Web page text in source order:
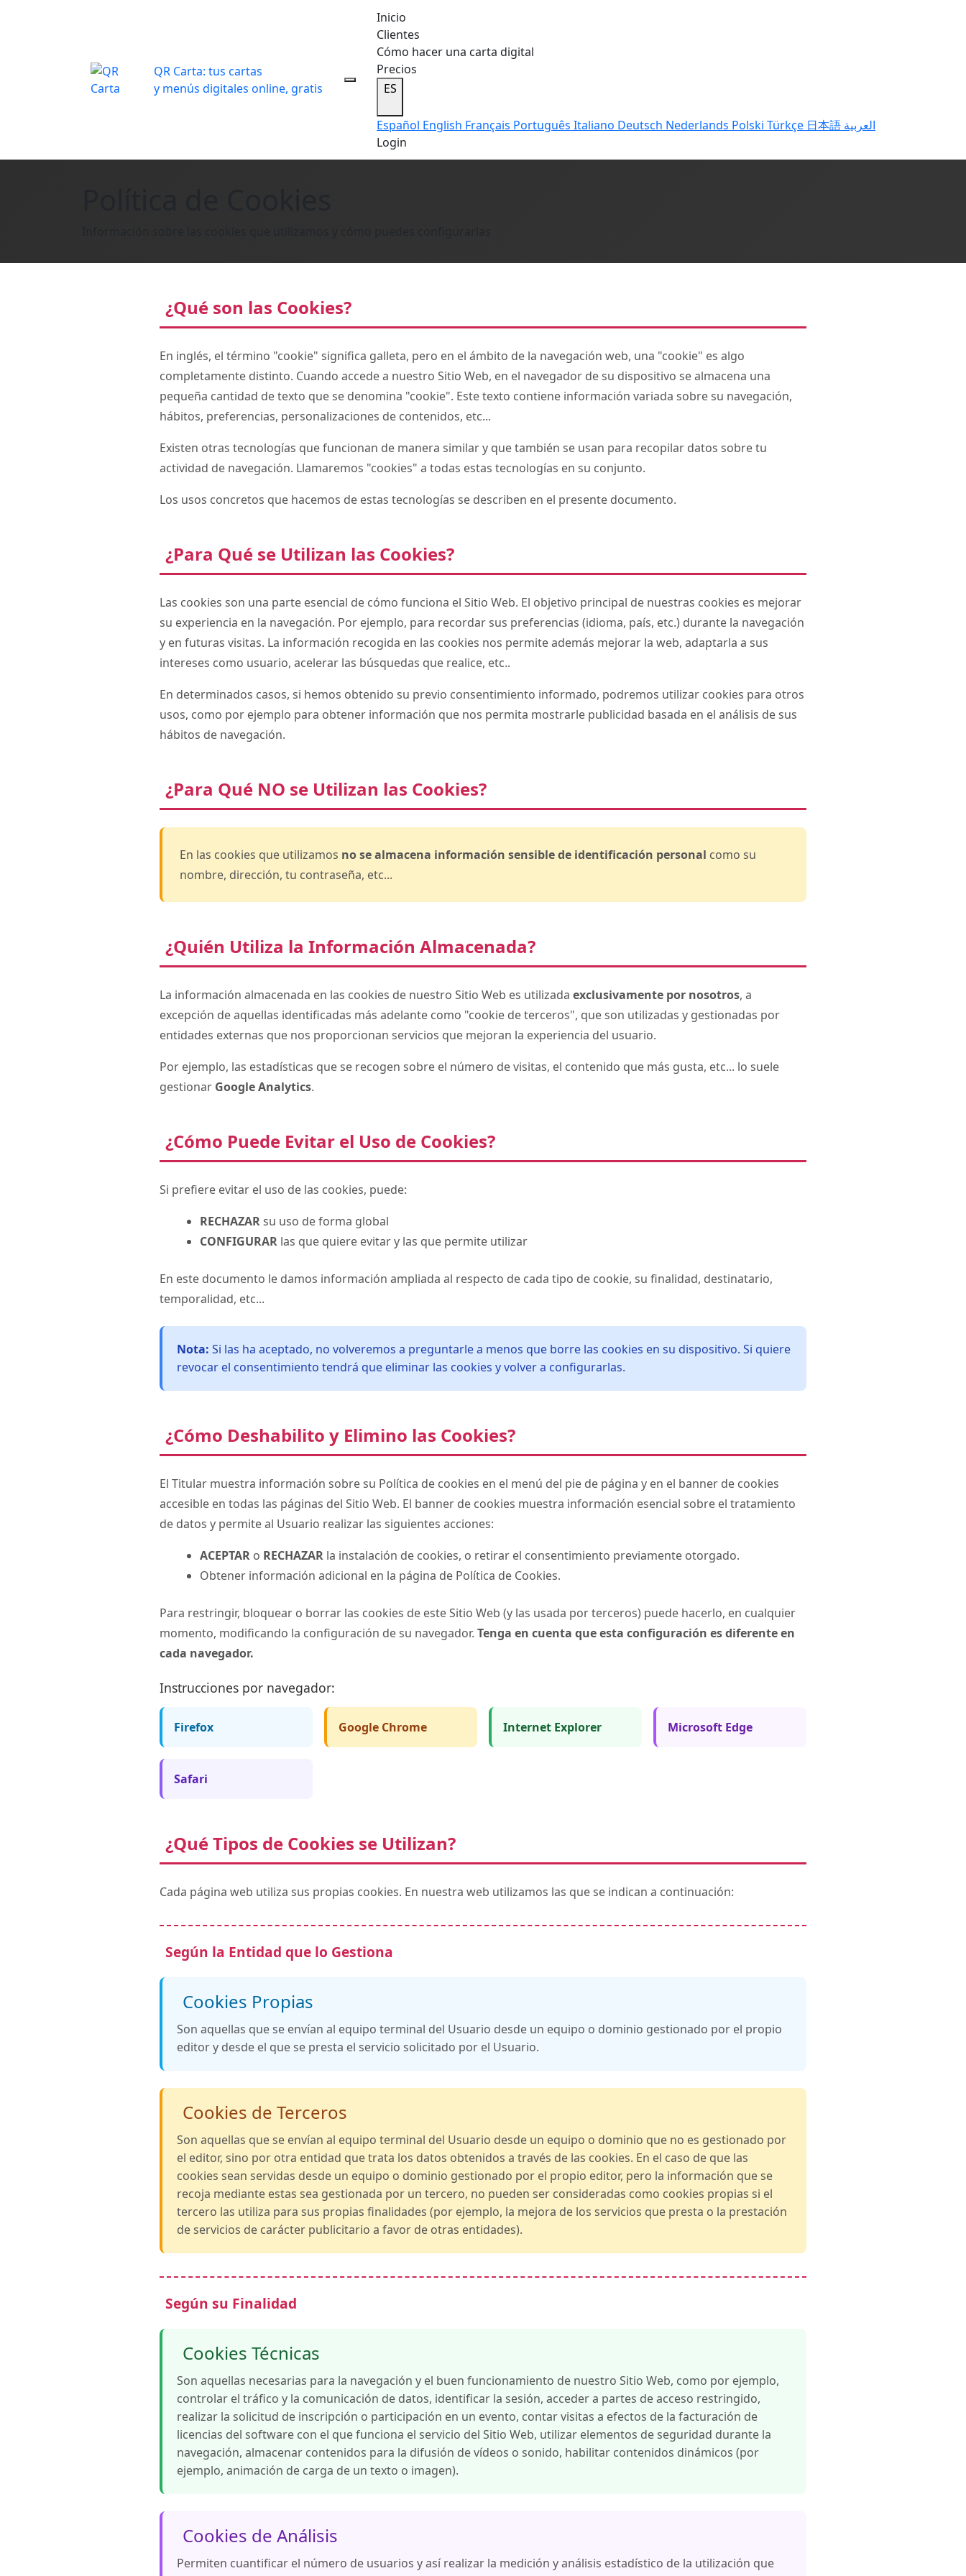
QR Carta: tus cartas
y menús digitales online, gratis
Inicio
Clientes
Cómo hacer una carta digital
Precios
ES
Español English Français Português Italiano Deutsch Nederlands Polski Türkçe 日本語 العربية
Login
¿Qué son las Cookies?
En inglés, el término "cookie" significa galleta, pero en el ámbito de la navegación web, una "cookie" es algo
completamente distinto. Cuando accede a nuestro Sitio Web, en el navegador de su dispositivo se almacena una
pequeña cantidad de texto que se denomina "cookie". Este texto contiene información variada sobre su navegación,
hábitos, preferencias, personalizaciones de contenidos, etc...
Existen otras tecnologías que funcionan de manera similar y que también se usan para recopilar datos sobre tu
actividad de navegación. Llamaremos "cookies" a todas estas tecnologías en su conjunto.
Los usos concretos que hacemos de estas tecnologías se describen en el presente documento.
¿Para Qué se Utilizan las Cookies?
Las cookies son una parte esencial de cómo funciona el Sitio Web. El objetivo principal de nuestras cookies es mejorar
su experiencia en la navegación. Por ejemplo, para recordar sus preferencias (idioma, país, etc.) durante la navegación
y en futuras visitas. La información recogida en las cookies nos permite además mejorar la web, adaptarla a sus
intereses como usuario, acelerar las búsquedas que realice, etc..
En determinados casos, si hemos obtenido su previo consentimiento informado, podremos utilizar cookies para otros
usos, como por ejemplo para obtener información que nos permita mostrarle publicidad basada en el análisis de sus
hábitos de navegación.
¿Para Qué NO se Utilizan las Cookies?
En las cookies que utilizamos no se almacena información sensible de identificación personal como su
nombre, dirección, tu contraseña, etc...
¿Quién Utiliza la Información Almacenada?
La información almacenada en las cookies de nuestro Sitio Web es utilizada exclusivamente por nosotros, a
excepción de aquellas identificadas más adelante como "cookie de terceros", que son utilizadas y gestionadas por
entidades externas que nos proporcionan servicios que mejoran la experiencia del usuario.
Por ejemplo, las estadísticas que se recogen sobre el número de visitas, el contenido que más gusta, etc... lo suele
gestionar Google Analytics.
¿Cómo Puede Evitar el Uso de Cookies?
Si prefiere evitar el uso de las cookies, puede:
RECHAZARsu uso de forma global
CONFIGURAR las que quiere evitar y las que permite utilizar
En este documento le damos información ampliada al respecto de cada tipo de cookie, su finalidad, destinatario,
temporalidad, etc...
Nota: Si las ha aceptado, no volveremos a preguntarle a menos que borre las cookies en su dispositivo. Si quiere
revocar el consentimiento tendrá que eliminar las cookies y volver a configurarlas.
¿Cómo Deshabilito y Elimino las Cookies?
El Titular muestra información sobre su Política de cookies en el menú del pie de página y en el banner de cookies
accesible en todas las páginas del Sitio Web. El banner de cookies muestra información esencial sobre el tratamiento
de datos y permite al Usuario realizar las siguientes acciones:
ACEPTAR o RECHAZAR la instalación de cookies, o retirar el consentimiento previamente otorgado.
Obtener información adicional en la página de Política de Cookies.
Para restringir, bloquear o borrar las cookies de este Sitio Web (y las usada por terceros) puede hacerlo, en cualquier
momento, modificando la configuración de su navegador. Tenga en cuenta que esta configuración es diferente en
cada navegador.
Instrucciones por navegador:
Firefox Google Chrome Internet Explorer Microsoft Edge
Safari
¿Qué Tipos de Cookies se Utilizan?
Cada página web utiliza sus propias cookies. En nuestra web utilizamos las que se indican a continuación:
Según la Entidad que lo Gestiona
Cookies Propias
Son aquellas que se envían al equipo terminal del Usuario desde un equipo o dominio gestionado por el propio
editor y desde el que se presta el servicio solicitado por el Usuario.
Cookies de Terceros
Son aquellas que se envían al equipo terminal del Usuario desde un equipo o dominio que no es gestionado por
el editor, sino por otra entidad que trata los datos obtenidos a través de las cookies. En el caso de que las
cookies sean servidas desde un equipo o dominio gestionado por el propio editor, pero la información que se
recoja mediante estas sea gestionada por un tercero, no pueden ser consideradas como cookies propias si el
tercero las utiliza para sus propias finalidades (por ejemplo, la mejora de los servicios que presta o la prestación
de servicios de carácter publicitario a favor de otras entidades).
Según su Finalidad
Cookies Técnicas
Son aquellas necesarias para la navegación y el buen funcionamiento de nuestro Sitio Web, como por ejemplo,
controlar el tráfico y la comunicación de datos, identificar la sesión, acceder a partes de acceso restringido,
realizar la solicitud de inscripción o participación en un evento, contar visitas a efectos de la facturación de
licencias del software con el que funciona el servicio del Sitio Web, utilizar elementos de seguridad durante la
navegación, almacenar contenidos para la difusión de vídeos o sonido, habilitar contenidos dinámicos (por
ejemplo, animación de carga de un texto o imagen).
Cookies de Análisis
Permiten cuantificar el número de usuarios y así realizar la medición y análisis estadístico de la utilización que